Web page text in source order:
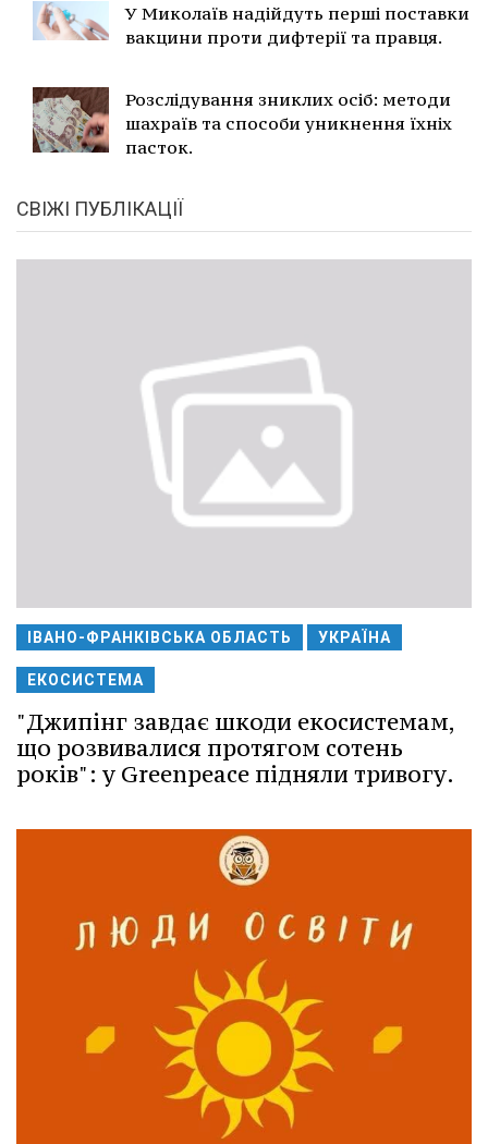
У Миколаїв надійдуть перші поставки
вакцини проти дифтерії та правця.
Розслідування зниклих осіб: методи
шахраїв та способи уникнення їхніх
пасток.
СВІЖІ ПУБЛІКАЦІЇ
ІВАНО-ФРАНКІВСЬКА ОБЛАСТЬ УКРАЇНА
ЕКОСИСТЕМА
"Джипінг завдає шкоди екосистемам,
що розвивалися протягом сотень
років": у Greenpeace підняли тривогу.